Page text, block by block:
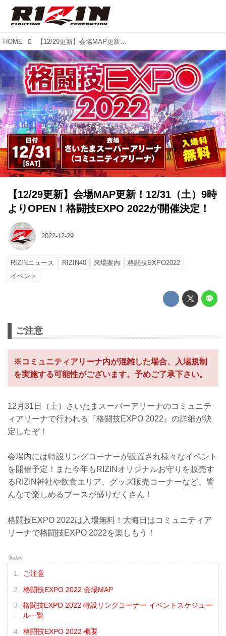
HOME 【12/29更新】会場MAP更新！12/31（土）9時よりOPEN！格闘技EXPO 2022が開催決定！
【12/29更新】会場MAP更新！12/31（土）9時
よりOPEN！格闘技EXPO 2022が開催決定！
2022-12-29
RIZINニュース RIZIN40 来場案内
格闘技EXPO2022
イベント
ご注意
※コミュニティアリーナ内が混雑した場合、入場規制
を実施する可能性がございます。予めご了承下さい。
12月31日（土）さいたまスーパーアリーナのコミュニテ
ィアリーナで行われる『格闘技EXPO 2022』の詳細が決
定したぞ！
会場内には特設リングコーナーが設置され様々なイベント
を開催予定！また今年もRIZINオリジナルお守りを販売す
るRIZIN神社や飲食エリア、グッズ販売コーナーなど、皆
んなで楽しめるブースが盛りだくさん！
格闘技EXPO 2022は入場無料！大晦日はコミュニティア
リーナで格闘技EXPO 2022を楽しもう！
ご注意
格闘技EXPO 2022 会場MAP
格闘技EXPO 2022 特設リングコーナー イベントスケジュー
ル一覧
格闘技EXPO 2022 概要